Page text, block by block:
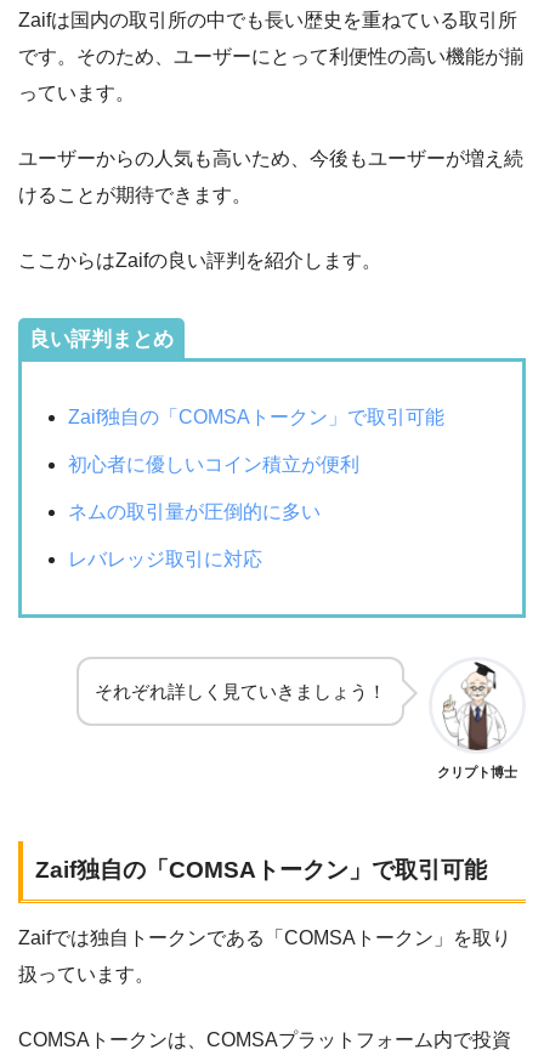
Zaifは国内の取引所の中でも長い歴史を重ねている取引所
です。そのため、ユーザーにとって利便性の高い機能が揃
っています。
ユーザーからの人気も高いため、今後もユーザーが増え続
けることが期待できます。
ここからはZaifの良い評判を紹介します。
良い評判まとめ
Zaif独自の「COMSAトークン」で取引可能
初心者に優しいコイン積立が便利
ネムの取引量が圧倒的に多い
レバレッジ取引に対応
それぞれ詳しく見ていきましょう！
クリプト博士
Zaif独自の「COMSAトークン」で取引可能
Zaifでは独自トークンである「COMSAトークン」を取り
扱っています。
COMSAトークンは、COMSAプラットフォーム内で投資